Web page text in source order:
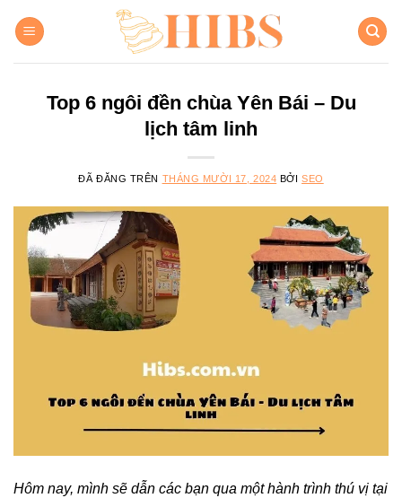
đến
Top 6 ngôi đền chùa Yên Bái – Du
lịch tâm linh
ĐÃ ĐĂNG TRÊN THÁNG MƯỜI 17, 2024 BỞISEO
Hôm nay, mình sẽ dẫn các bạn qua một hành trình thú vị tại